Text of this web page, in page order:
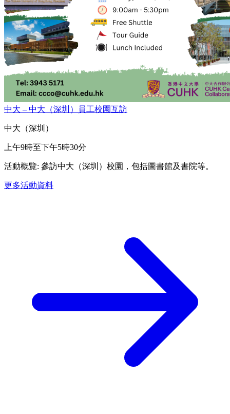
中⼤ – 中⼤（深圳）員⼯校園互訪
中大（深圳）
上午9時至下午5時30分
活動概覽: 參訪中大（深圳）校園，包括圖書館及書院等。
更多活動資料